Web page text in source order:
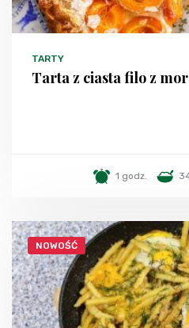
TARTY
Tarta z ciasta filo z
1 godz.
NOWOŚĆ